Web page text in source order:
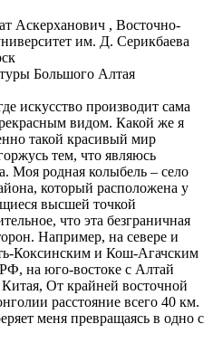
Аскерханович , Восточно-
им. Д. Серикбаева
Большого Алтая
искусство производит сама
видом. Какой же я
такой красивый мир
тем, что являюсь
Моя родная колыбель – село
который расположена у
высшей точкой
что эта безграничная
Например, на севере и
Коксинским и Кош-Агачским
на юго-востоке с Алтай
От крайней восточной
расстояние всего 40 км.
меня превращаясь в одно с